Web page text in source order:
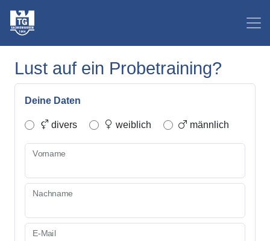
Lust auf ein Probetraining?
Deine Daten
divers weiblich männlich
Vorname
Nachname
E-Mail